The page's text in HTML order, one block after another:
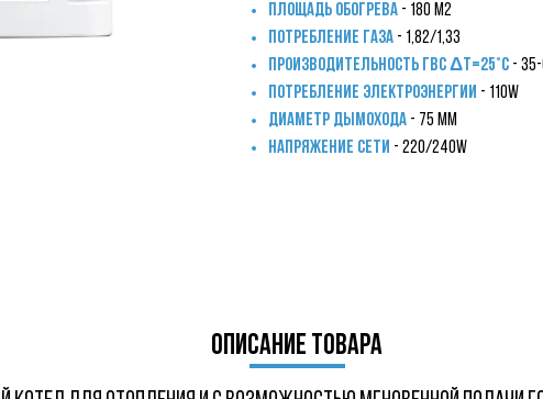
описание товара
Площадь обогрева - 180 м2
Потребление газа - 1,82/1,33
Производительность ГВС Δt=25°С -
Потребление электроэнергии - 110w
Диаметр дымохода - 75 мм
Напряжение сети - 220/240W